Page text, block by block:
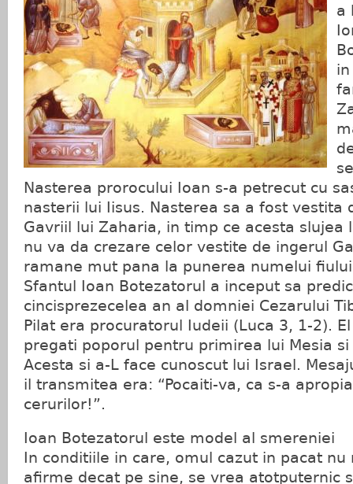
a
Nasterea prorocului Ioan s-a petrecut cu
nasterii lui Iisus. Nasterea sa a fost vestita
Gavriil lui Zaharia, in timp ce acesta slujea
nu va da crezare celor vestite de ingerul
ramane mut pana la punerea numelui
Sfantul Ioan Botezatorul a inceput sa
cincisprezecelea an al domniei Cezarului
Pilat era procuratorul Iudeii (Luca 3, 1-2).
pregati poporul pentru primirea lui Mesia
Acesta si a-L face cunoscut lui Israel.
il transmitea era: “Pocaiti-va, ca s-a
cerurilor!”.
Ioan Botezatorul este model al smereniei
In conditiile in care, omul cazut in pacat
afirme decat pe sine, se vrea atotputernic